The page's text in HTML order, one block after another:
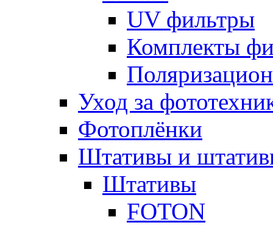
UV фильтры
Комплекты
Уход за
Фотоплёнки
Штативы и
Штативы
FOTON